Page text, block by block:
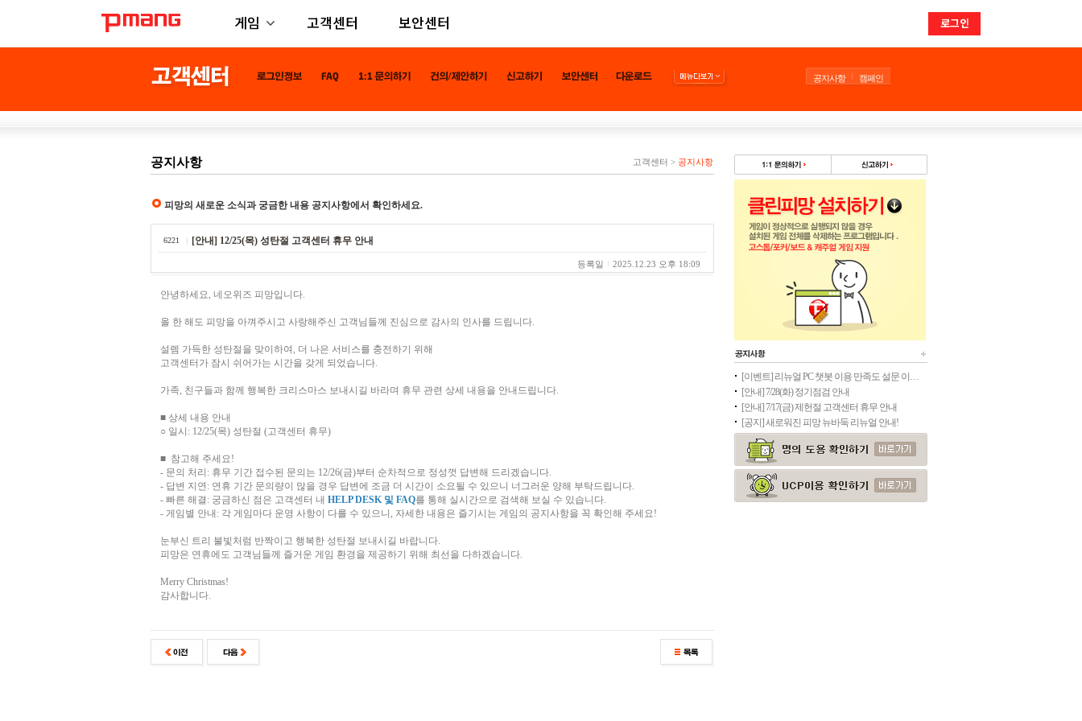
게임 고객센터 보안센터 로그인
공지사항 캠페인
공지사항 고객센터 > 공지사항
피망의 새로운 소식과 궁금한 내용 공지사항에서 확인하세요.
6221 [안내] 12/25(목) 성탄절 고객센터 휴무 안내
등록일 2025.12.23 오후 18:09
안녕하세요, 네오위즈 피망입니다.
올 한 해도 피망을 아껴주시고 사랑해주신 고객님들께 진심으로 감사의 인사를 드립니다.
설렘 가득한 성탄절을 맞이하여, 더 나은 서비스를 충전하기 위해
고객센터가 잠시 쉬어가는 시간을 갖게 되었습니다.
가족, 친구들과 함께 행복한 크리스마스 보내시길 바라며 휴무 관련 상세 내용을 안내드립니다.
■ 상세 내용 안내
○ 일시: 12/25(목) 성탄절 (고객센터 휴무)
■ 참고해 주세요!
- 문의 처리: 휴무 기간 접수된 문의는 12/26(금)부터 순차적으로 정성껏 답변해 드리겠습니다.
- 답변 지연: 연휴 기간 문의량이 많을 경우 답변에 조금 더 시간이 소요될 수 있으니 너그러운 양해 부탁드립니다.
- 빠른 해결: 궁금하신 점은 고객센터 내 HELP DESK 및 FAQ를 통해 실시간으로 검색해 보실 수 있습니다.
- 게임별 안내: 각 게임마다 운영 사항이 다를 수 있으니, 자세한 내용은 즐기시는 게임의 공지사항을 꼭 확인해 주세요!
눈부신 트리 불빛처럼 반짝이고 행복한 성탄절 보내시길 바랍니다.
피망은 연휴에도 고객님들께 즐거운 게임 환경을 제공하기 위해 최선을 다하겠습니다.
Merry Christmas!
감사합니다.
[이벤트] 리뉴얼 PC 챗봇 이용 만족도 설문 이벤트
[안내] 7/28(화) 정기점검 안내
[안내] 7/17(금) 제헌절 고객센터 휴무 안내
[공지] 새로워진 피망 뉴바둑 리뉴얼 안내!